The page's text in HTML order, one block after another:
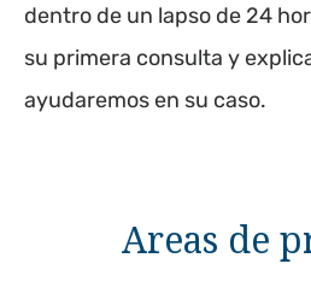
dentro de un lapso de 24
su primera consulta y
ayudaremos en su caso.
Areas de